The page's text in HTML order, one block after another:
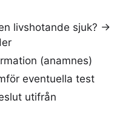
livshotande sjuk? ->
(anamnes)
eventuella test
utifrån